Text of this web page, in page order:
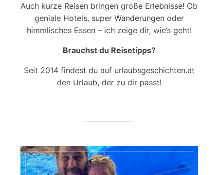
Auch kurze Reisen bringen große Erlebnisse! Ob
geniale Hotels, super Wanderungenoder
himmlisches Essen – ich zeige dir, wie’s geht!
Brauchst du Reisetipps?
Seit 2014 findest du auf urlaubsgeschichten.at
den Urlaub, der zu dir passt!